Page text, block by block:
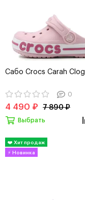
Сабо Crocs Carah Clog
0
4 490 ₽ 7 890 ₽
Выбрать